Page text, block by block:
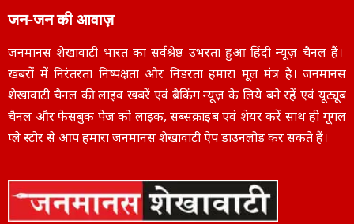
जन-जन की आवाज़
जनमानस शेखावाटी भारत का सर्वश्रेष्ठ उभरता हुआ हिंदी न्यूज़ चैनल हैं।
खबरों में निरंतरता निष्पक्षता और निडरता हमारा मूल मंत्र है। जनमानस
शेखावाटी चैनल की लाइव खबरें एवं ब्रैकिंग न्यूज़ के लिये बने रहें एवं यूट्यूब
चैनल और फेसबुक पेज को लाइक, सब्सक्राइब एवं शेयर करें साथ ही गूगल
प्ले स्टोर से आप हमारा जनमानस शेखावाटी ऐप डाउनलोड कर सकते हैं।